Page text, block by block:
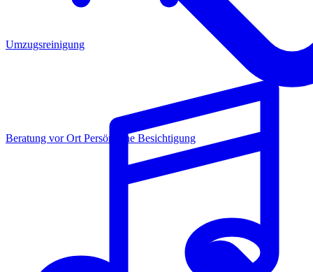
Beratung vor OrtPersönliche Besichtigung
Umzugsreinigung